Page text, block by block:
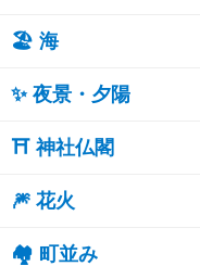
🏖 海
✨ 夜景・夕陽
⛩ 神社仏閣
🎆 花火
🏘 町並み